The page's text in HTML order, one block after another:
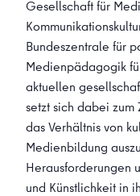
Gesellschaft für
Bundeszentrale für
Medienpädagogik
aktuellen
setzt sich dabei
das Verhältnis von
Medienbildung
Herausforderungen
und Künstlichkeit in